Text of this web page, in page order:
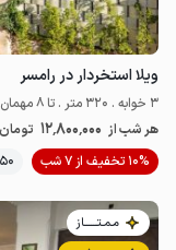
ویلا استخردار در رامسر
3 خوابه . 320 متر . تا 8 مهمان
هر شب از 12٬800٬000 تومان
10% تخفیف از 7 شب
50+ رزرو موفق
مـمـتــــــاز